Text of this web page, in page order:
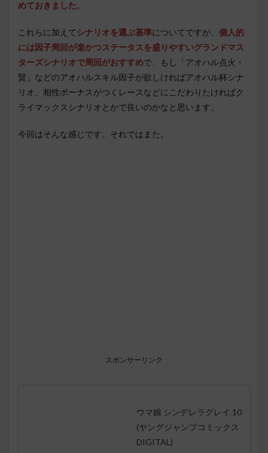
めておきました。
これらに加えて シナリオを選ぶ基準についてですが、 個人的
には因子周回が楽かつステータスを盛りやすいグランドマス
ターズシナリオで周回がおすすめで、もし「アオハル点火・
賢」などのアオハルスキル因子が欲しければアオハル杯シナ
リオ、相性ボーナスがつくレースなどにこだわりたければク
ライマックスシナリオとかで良いのかなと思います。
今回はそんな感じです。それではまた。
スポンサーリンク
ウマ娘 シンデレラグレイ 10
(ヤングジャンプコミックス
DIGITAL)